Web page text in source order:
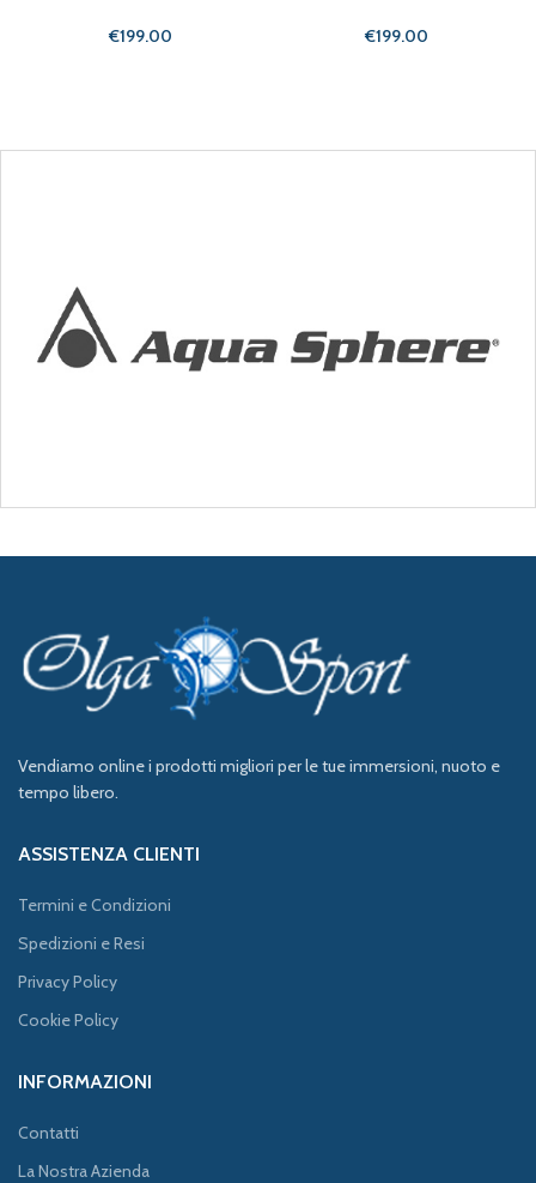
€ €
Vendiamo online i prodotti migliori per le tue immersioni, nuoto e
tempo libero.
ASSISTENZA CLIENTI
Termini e Condizioni
Spedizioni e Resi
Privacy Policy
Cookie Policy
INFORMAZIONI
Contatti
La Nostra Azienda